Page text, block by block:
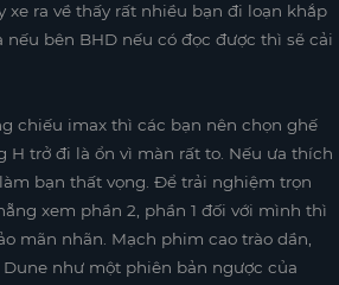
ra về thấy rất nhiều bạn đi loạn khắp
bên BHD nếu có đọc được thì sẽ cải
chiếu imax thì các bạn nên chọn ghế
trở đi là ổn vì màn rất to. Nếu ưa thích
bạn thất vọng. Để trải nghiệm trọn
xem phần 2, phần 1 đối với mình thì
mãn nhãn. Mạch phim cao trào dần,
như một phiên bản ngược của